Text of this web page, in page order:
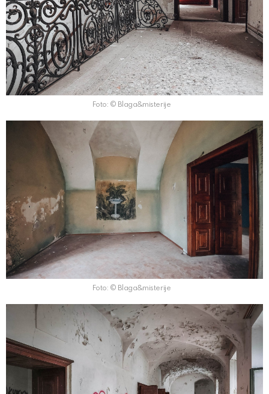
Foto: © Blaga&misterije
Foto: © Blaga&misterije